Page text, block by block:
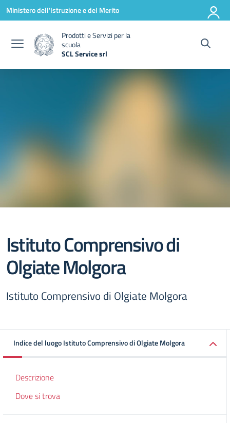
Vai ai contenuti
Vai al menu di navigazione
Vai al footer
Ministero dell'Istruzione e del Merito
Prodotti e Servizi per la
scuola
SCL Service srl
Istituto Comprensivo di
Olgiate Molgora
Istituto Comprensivo di Olgiate Molgora
Indice del luogo Istituto Comprensivo di Olgiate Molgora
Descrizione
Dove si trova